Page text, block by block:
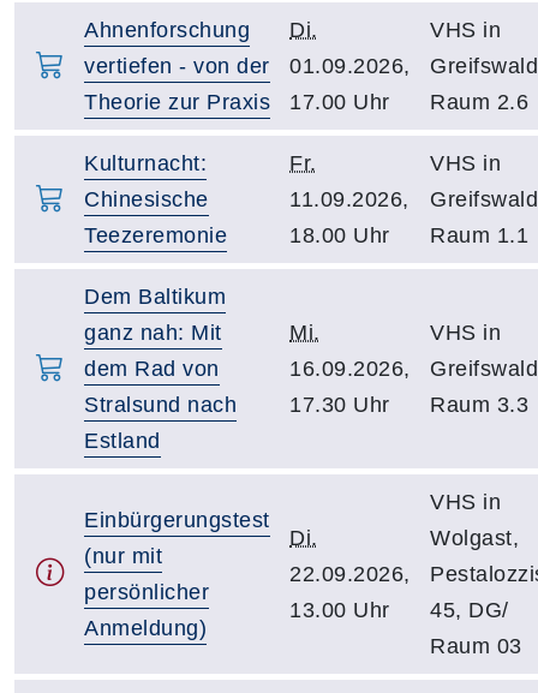
Ahnenforschung
vertiefen - von der
Theorie zur Praxis
Di.
01.09.2026,
17.00 Uhr
VHS in
Raum 2.6
Kulturnacht:
Chinesische
Teezeremonie
Fr.
11.09.2026,
18.00 Uhr
VHS in
Raum 1.1
Dem Baltikum
ganz nah: Mit
dem Rad von
Stralsund nach
Estland
Mi.
16.09.2026,
17.30 Uhr
VHS in
Raum 3.3
Einbürgerungstest
(nur mit
persönlicher
Anmeldung)
Di.
22.09.2026,
13.00 Uhr
VHS in
Wolgast,
45, DG/
Raum 03